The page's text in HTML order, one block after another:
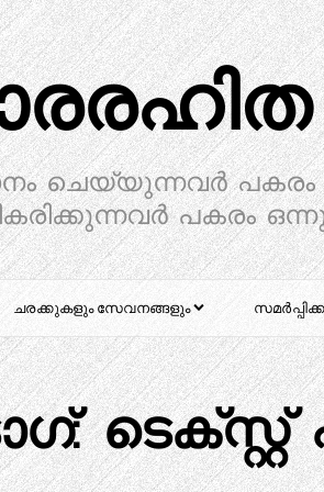
ചെയ്യുന്നവർ
പകരം
ചരക്കുകളും സേവനങ്ങളും
ടെക്സ്റ്റ്